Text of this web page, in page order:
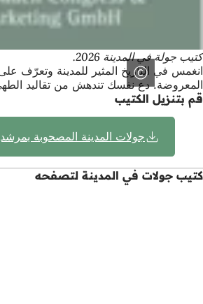
كتيب جولة في المدينة 2026.
انغمس في التاريخ المثير للمدينة وتعرّف
المعروضة. دع نفسك تندهش من تقاليد الطهي
قم بتنزيل الكتيب
جولات المدينة المصحوبة
كتيب جولات في المدينة لتصفحه